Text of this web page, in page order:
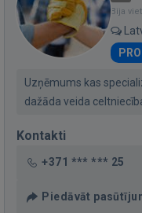
Bija
PRO
Uzņēmums kas
dažāda veida
Kontakti
+371 *** *** 25
Piedāvāt